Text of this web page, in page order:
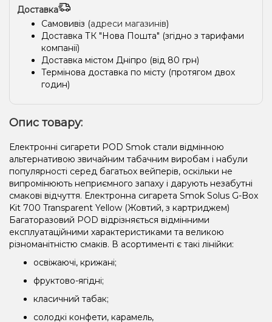
Доставка
Самовивіз (адреси магазинів)
Доставка ТК "Нова Пошта" (згідно з тарифами
компанії)
Доставка містом Дніпро (від 80 грн)
Термінова доставка по місту (протягом двох
годин)
Опис товару:
Електронні сигарети POD Smok стали відмінною
альтернативою звичайним табачним виробам і набули
популярності серед багатьох вейперів, оскільки не
випромінюють неприємного запаху і дарують незабутні
смакові відчуття. Електронна сигарета Smok Solus G-Box
Kit 700 Transparent Yellow (Жовтий, з картриджем)
Багаторазовий POD відрізняється відмінними
експлуатаційними характеристиками та великою
різноманітністю смаків. В асортименті є такі лінійки:
освіжаючі, крижані;
фруктово-ягідні;
класичний табак;
солодкі конфети, карамель,